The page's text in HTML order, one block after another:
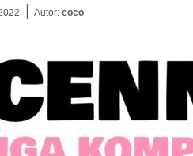
| Autor: coco